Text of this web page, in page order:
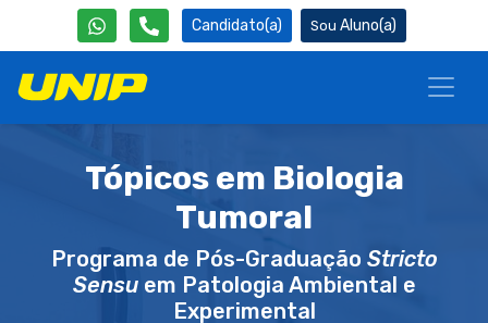
Candidato(a) Aluno(a)
Tópicos em Biologia
Tumoral
Programa de Pós-Graduação Stricto
Sensuem Patologia Ambiental e
Experimental